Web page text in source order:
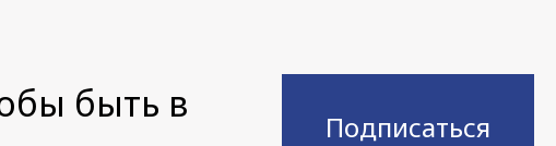
быть в
Подписаться